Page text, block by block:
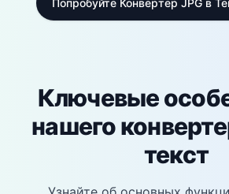
Ключевые
нашего
текст